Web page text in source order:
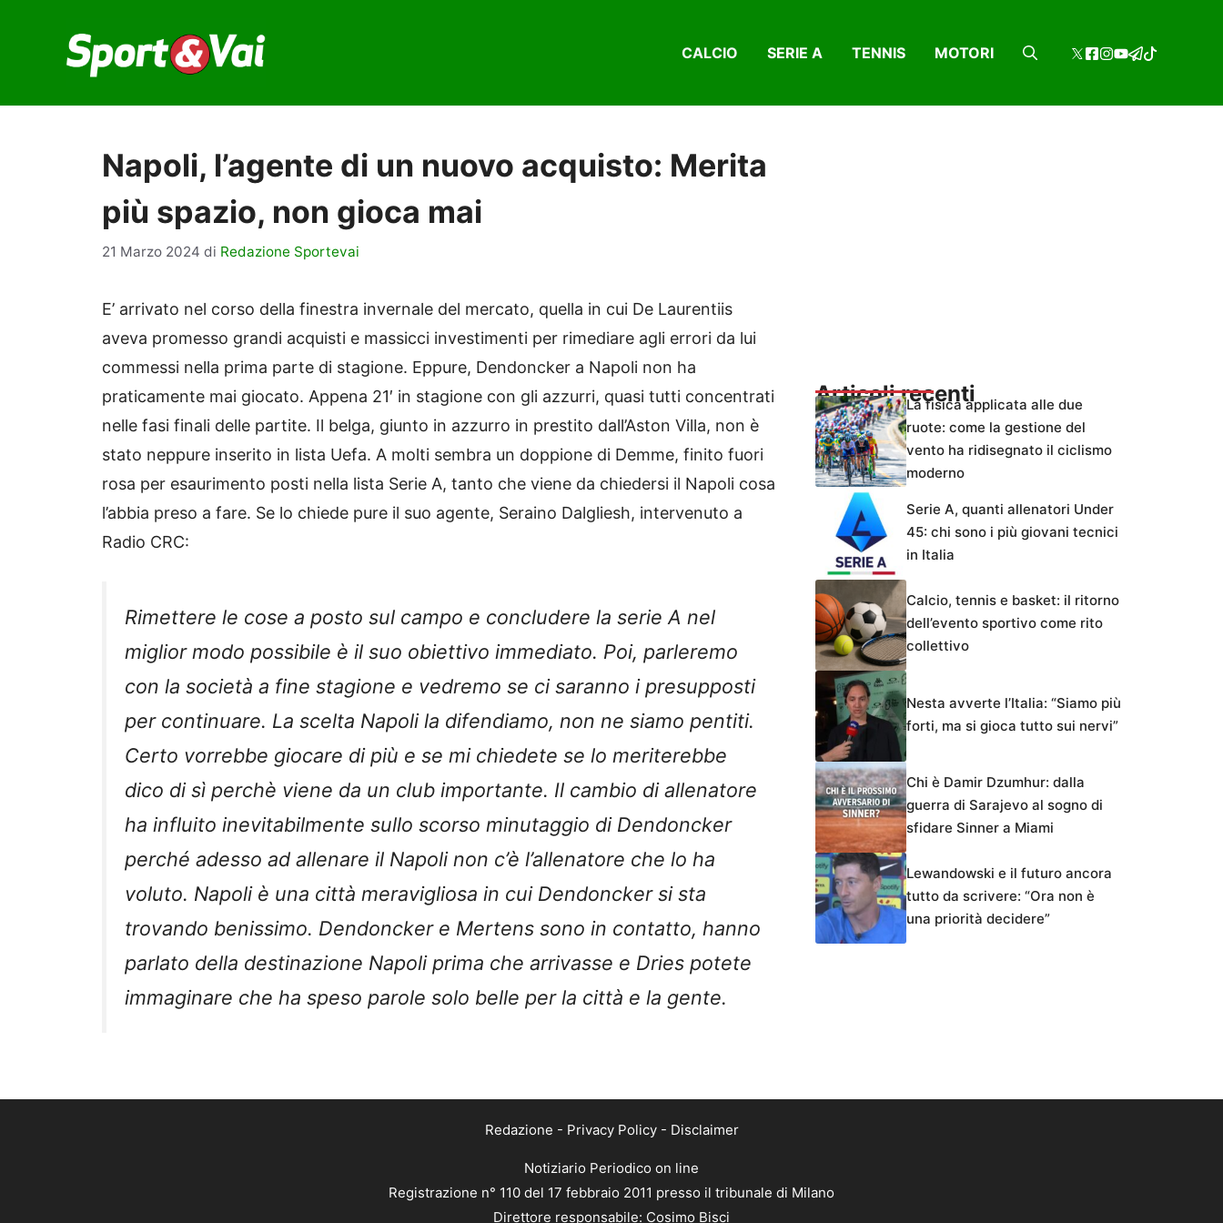
contenuto
CALCIO SERIE A TENNIS MOTORI
Napoli, l’agente di un nuovo acquisto: Merita
più spazio, non gioca mai
21 Marzo 2024 di Redazione Sportevai
E’ arrivato nel corso della finestra invernale del mercato, quella in cui De Laurentiis
aveva promesso grandi acquisti e massicci investimenti per rimediare agli errori da lui
commessi nella prima parte di stagione. Eppure, Dendoncker a Napoli non ha
praticamente mai giocato. Appena 21′ in stagione con gli azzurri, quasi tutti concentrati
nelle fasi finali delle partite. Il belga, giunto in azzurro in prestito dall’Aston Villa, non è
stato neppure inserito in lista Uefa. A molti sembra un doppione di Demme, finito fuori
rosa per esaurimento posti nella lista Serie A, tanto che viene da chiedersi il Napoli cosa
l’abbia preso a fare. Se lo chiede pure il suo agente, Seraino Dalgliesh, intervenuto a
Radio CRC:
Rimettere le cose a posto sul campo e concludere la serie A nel
miglior modo possibile è il suo obiettivo immediato. Poi, parleremo
con la società a fine stagione e vedremo se ci saranno i presupposti
per continuare. La scelta Napoli la difendiamo, non ne siamo pentiti.
Certo vorrebbe giocare di più e se mi chiedete se lo meriterebbe
dico di sì perchè viene da un club importante. Il cambio di allenatore
ha influito inevitabilmente sullo scorso minutaggio di Dendoncker
perché adesso ad allenare il Napoli non c’è l’allenatore che lo ha
voluto. Napoli è una città meravigliosa in cui Dendoncker si sta
trovando benissimo. Dendoncker e Mertens sono in contatto, hanno
parlato della destinazione Napoli prima che arrivasse e Dries potete
immaginare che ha speso parole solo belle per la città e la gente.
Articoli recentiLa fisica applicata alle due
ruote: come la gestione del
vento ha ridisegnato il ciclismo
moderno
Serie A, quanti allenatori Under
45: chi sono i più giovani tecnici
in Italia
Calcio, tennis e basket: il ritorno
dell’evento sportivo come rito
collettivo
Nesta avverte l’Italia: “Siamo più
forti, ma si gioca tutto sui nervi”
Chi è Damir Dzumhur: dalla
guerra di Sarajevo al sogno di
sfidare Sinner a Miami
Lewandowski e il futuro ancora
tutto da scrivere: “Ora non è
una priorità decidere”
Redazione - Privacy Policy- Disclaimer
Notiziario Periodico on line
Registrazione n° 110 del 17 febbraio 2011 presso il tribunale di Milano
Direttore responsabile: Cosimo Bisci